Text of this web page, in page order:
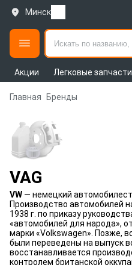
Минск
Акции Легковые запчасти
Главная Бренды
VAG
VW — немецкий
Производство автомобилей
1938 г. по приказу
«автомобилей для народа»,
марки «Volkswagen». Позже,
были переведены на выпуск
восстанавливается
контролем британской